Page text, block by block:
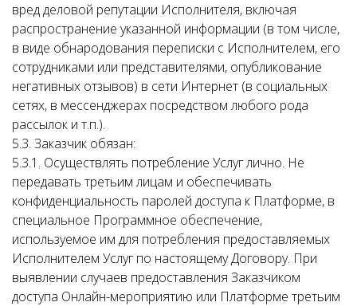
вред деловой репутации Исполнителя, включая
распространение указанной информации (в том числе,
в виде обнародования переписки с Исполнителем, его
сотрудниками или представителями, опубликование
негативных отзывов) в сети Интернет (в социальных
сетях, в мессенджерах посредством любого рода
рассылок и т.п.).
5.3. Заказчик обязан:
5.3.1. Осуществлять потребление Услуг лично. Не
передавать третьим лицам и обеспечивать
конфиденциальность паролей доступа к Платформе, в
специальное Программное обеспечение,
используемое им для потребления предоставляемых
Исполнителем Услуг по настоящему Договору. При
выявлении случаев предоставления Заказчиком
доступа Онлайн-мероприятию или Платформе третьим